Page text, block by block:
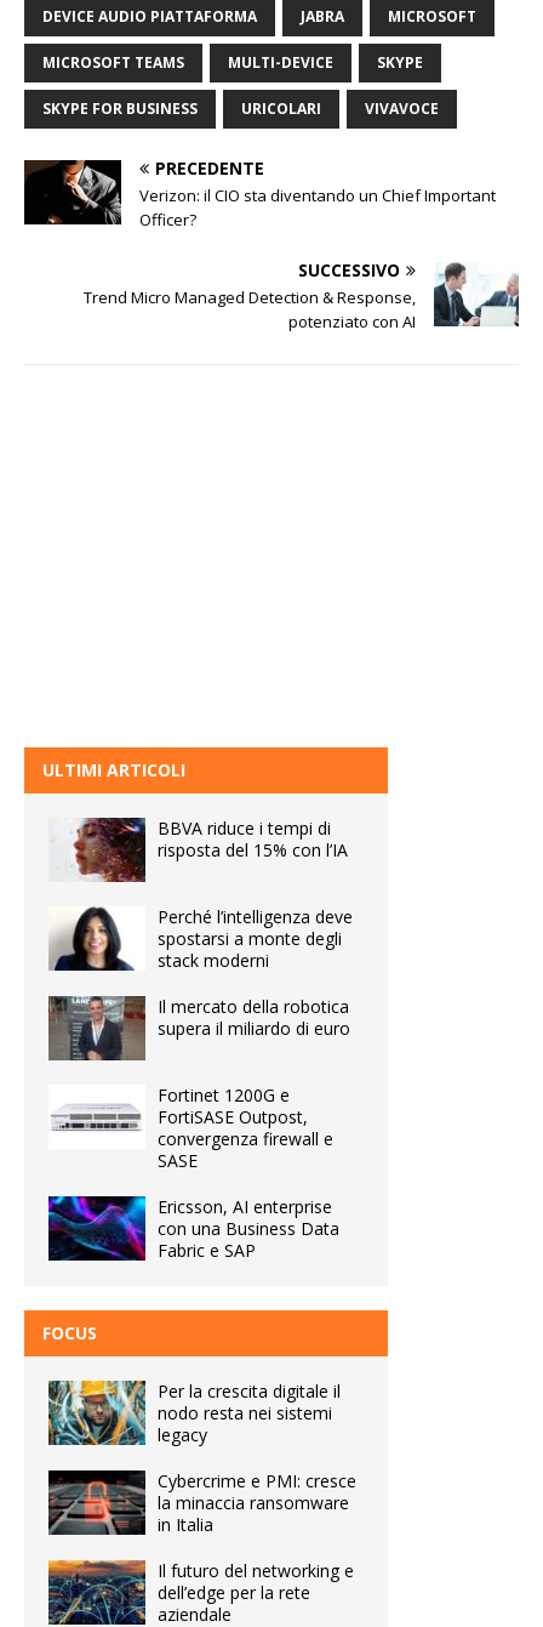
DEVICE AUDIO PIATTAFORMA JABRA MICROSOFT
MICROSOFT TEAMS MULTI-DEVICE SKYPE
SKYPE FOR BUSINESS URICOLARI VIVAVOCE
PRECEDENTE
Verizon: il CIO sta diventando un Chief Important
Officer?
SUCCESSIVO
Trend Micro Managed Detection & Response,
potenziato con AI
ULTIMI ARTICOLI
BBVA riduce i tempi di
risposta del 15% con l’IA
Perché l’intelligenza deve
spostarsi a monte degli
stack moderni
Il mercato della robotica
supera il miliardo di euro
Fortinet 1200G e
FortiSASE Outpost,
convergenza firewall e
SASE
Ericsson, AI enterprise
con una Business Data
Fabric e SAP
FOCUS
Per la crescita digitale il
nodo resta nei sistemi
legacy
Cybercrime e PMI: cresce
la minaccia ransomware
in Italia
Il futuro del networking e
dell’edge per la rete
aziendale